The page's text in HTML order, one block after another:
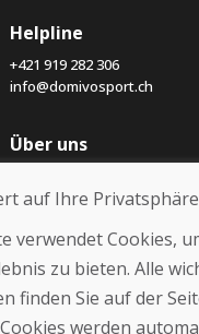
Helpline
+421 919 282 306
info@domivosport.ch
Über uns
Über uns
Kontakt
Kaufen
auf Ihre Privatsphäre
verwendet Cookies,
zu bieten. Alle
finden Sie auf der
werden